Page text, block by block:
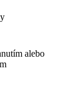
alebo